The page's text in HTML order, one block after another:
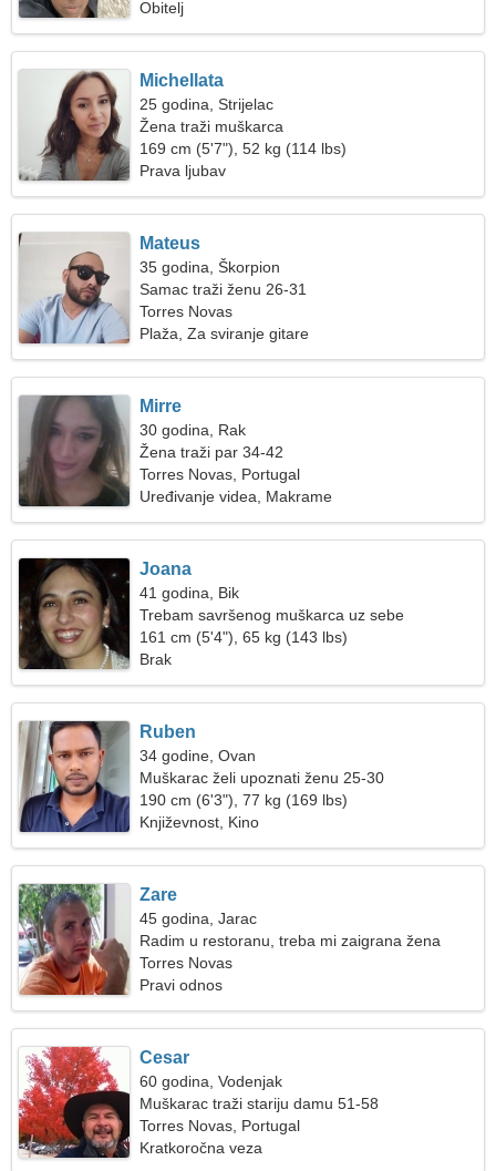
Obitelj
Michellata
25 godina, Strijelac
Žena traži muškarca
169 cm (5'7"), 52 kg (114 lbs)
Prava ljubav
Mateus
35 godina, Škorpion
Samac traži ženu 26-31
Torres Novas
Plaža, Za sviranje gitare
Mirre
30 godina, Rak
Žena traži par 34-42
Torres Novas, Portugal
Uređivanje videa, Makrame
Joana
41 godina, Bik
Trebam savršenog muškarca uz sebe
161 cm (5'4"), 65 kg (143 lbs)
Brak
Ruben
34 godine, Ovan
Muškarac želi upoznati ženu 25-30
190 cm (6'3"), 77 kg (169 lbs)
Književnost, Kino
Zare
45 godina, Jarac
Radim u restoranu, treba mi zaigrana žena
Torres Novas
Pravi odnos
Cesar
60 godina, Vodenjak
Muškarac traži stariju damu 51-58
Torres Novas, Portugal
Kratkoročna veza